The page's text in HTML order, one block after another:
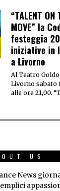
“TALENT ON
MOVE” la
festeggia
iniziative in
a Livorno
Al Teatro
Livorno sabato
alle ore 21,00.
US
News